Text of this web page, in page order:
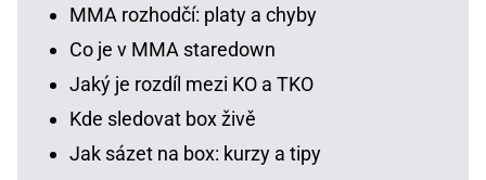
MMA rozhodčí: platy a chyby
Co je v MMA staredown
Jaký je rozdíl mezi KO a TKO
Kde sledovat box živě
Jak sázet na box: kurzy a tipy